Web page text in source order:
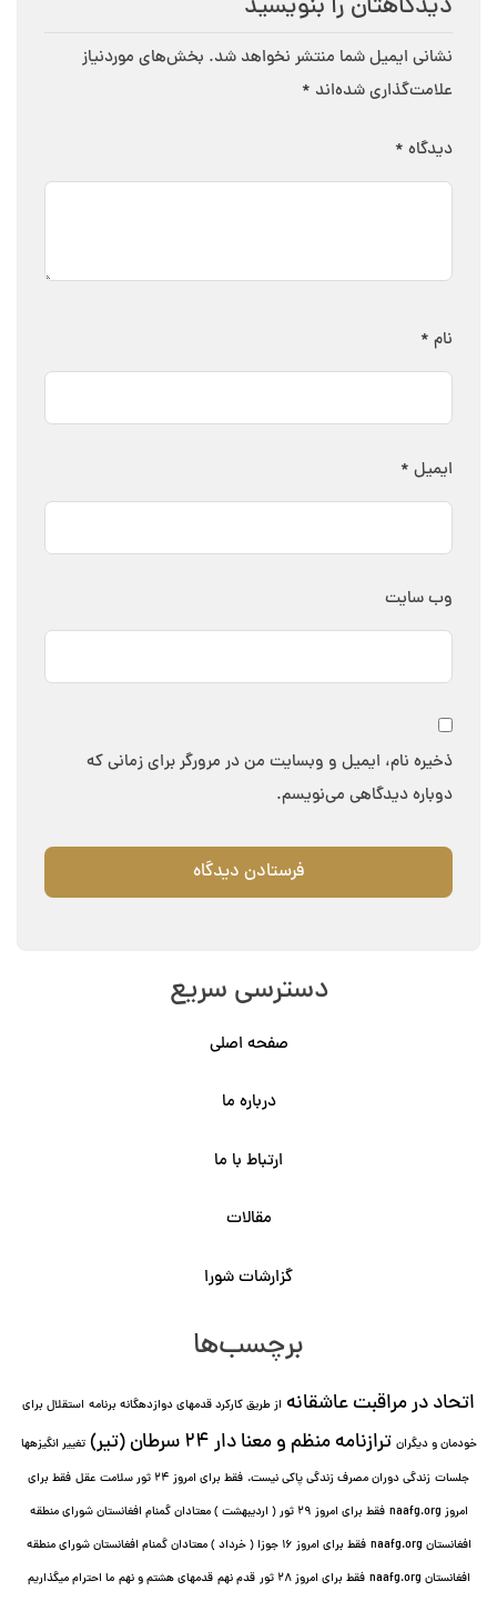
دیدگاهتان را بنویسید
نشانی ایمیل شما منتشر نخواهد شد. بخش‌های موردنیاز
علامت‌گذاری شده‌اند *
دیدگاه *
نام *
ایمیل *
وب‌ سایت
ذخیره نام، ایمیل و وبسایت من در مرورگر برای زمانی که
دوباره دیدگاهی می‌نویسم.
دسترسی سریع
صفحه اصلی
درباره ما
ارتباط با ما
مقالات
گزارشات شورا
برچسب‌ها
اتحاد در مراقبت عاشقانه از طریق کارکرد قدمهای دوازده⁯گانه برنامه استقلال برای
خودمان و دیگران ترازنامه منظم و معنا دار ٢۴ سرطان (تیر)
تغییر انگیزه⁯ها
جلسات زندگی دوران مصرف زندگی پاکی نیست. فقط برای امروز 24 ثور سلامت عقل
فقط برای
امروز naafg.org
فقط برای امروز ٢٩ ثور ( اردیبهشت ) معتادان گمنام افغانستان شورای منطقه
افغانستان naafg.org
فقط برای امروز ۱۶ جوزا ( خرداد ) معتادان گمنام افغانستان شورای منطقه
افغانستان naafg.org
فقط برای امروز ۲۸ ثور قدم نهم قدمهای هشتم و نهم ما احترام میگذاریم